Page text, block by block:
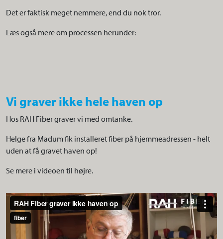
Det er faktisk meget nemmere, end du nok tror.
Læs også mere om processen herunder:
Vi graver ikke hele haven op
Hos RAH Fiber graver vi med omtanke.
Helge fra Madum fik installeret fiber på hjemmeadressen - helt
uden at få gravet haven op!
Se mere i videoen til højre.